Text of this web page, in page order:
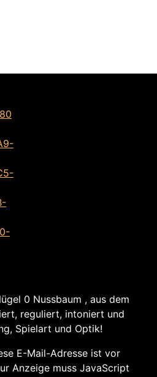
0 Nussbaum , aus dem
reguliert, intoniert und
Spielart und Optik!
E-Mail-Adresse ist vor
Anzeige muss JavaScript